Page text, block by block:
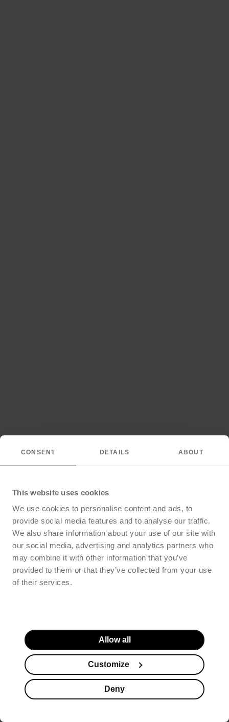
CONSENT DETAILS ABOUT
This website uses cookies
We use cookies to personalise content and ads, to
provide social media features and to analyse our traffic.
We also share information about your use of our site with
our social media, advertising and analytics partners who
may combine it with other information that you’ve
provided to them or that they’ve collected from your use
of their services.
Allow all
Customize
Deny